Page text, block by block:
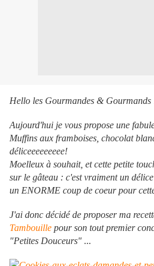
Hello les Gourmandes & Gourmands
Aujourd'hui je vous propose une
Muffins aux framboises, chocolat
déliceeeeeeeee!
Moelleux à souhait, et cette petite
sur le gâteau : c'est vraiment un
un ENORME coup de coeur pour
J'ai donc décidé de proposer ma
Tambouille pour son tout premier
"Petites Douceurs" ...